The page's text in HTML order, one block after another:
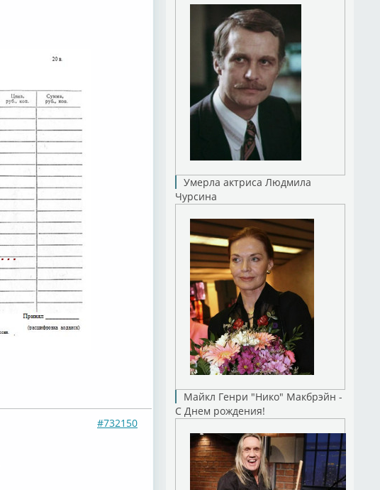
#732150
Умерла актриса Людмила
Чурсина
Майкл Генри "Нико" Макбрэйн -
С Днем рождения!